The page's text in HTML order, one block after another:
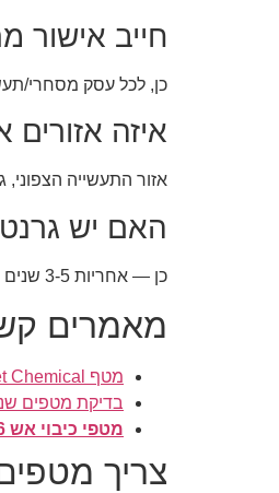
חייב אישור
כן, לכל עסק מסחרי/
איזה
אזור התעשייה
האם יש
כן — אחריות 3-5 שנים בהתאם לסוג העבודה, כולל שירות שטח חינם בתקופת האחריות.
מאמרים
מטף ABC vs CO2 vs Wet Chemical
בדיקת מטפים
מטפי כיבוי אש 2026 — המדריך המקיף
צריך